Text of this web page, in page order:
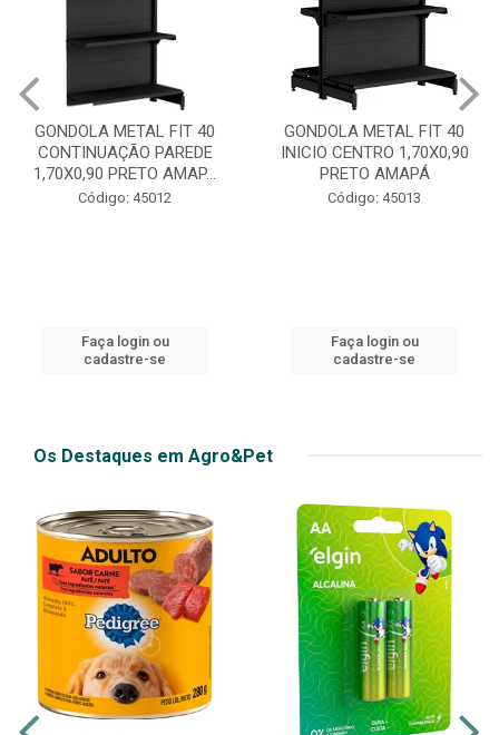
GONDOLA METAL FIT 40
CONTINUAÇÃO PAREDE
1,70X0,90 PRETO AMAP...
Código: 45012
Faça login ou
cadastre-se
GONDOLA METAL FIT 40
INICIO CENTRO 1,70X0,90
PRETO AMAPÁ
Código: 45013
Faça login ou
cadastre-se
Os Destaques em Agro&Pet